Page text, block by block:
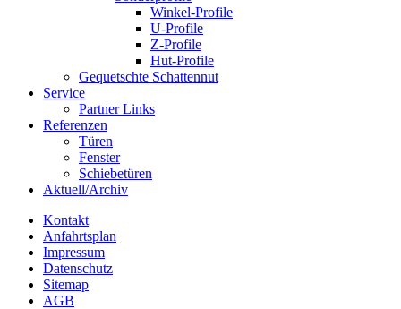
Winkel-Profile
U-Profile
Z-Profile
Hut-Profile
Gequetschte Schattennut
Service
Partner Links
Referenzen
Türen
Fenster
Schiebetüren
Aktuell/Archiv
Kontakt
Anfahrtsplan
Impressum
Datenschutz
Sitemap
AGB